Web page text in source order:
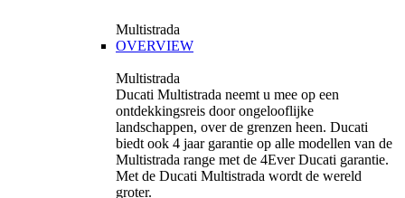
Multistrada
OVERVIEW
Multistrada
Ducati Multistrada neemt u mee op een
ontdekkingsreis door ongelooflijke
landschappen, over de grenzen heen. Ducati
biedt ook 4 jaar garantie op alle modellen van de
Multistrada range met de 4Ever Ducati garantie.
Met de Ducati Multistrada wordt de wereld
groter.